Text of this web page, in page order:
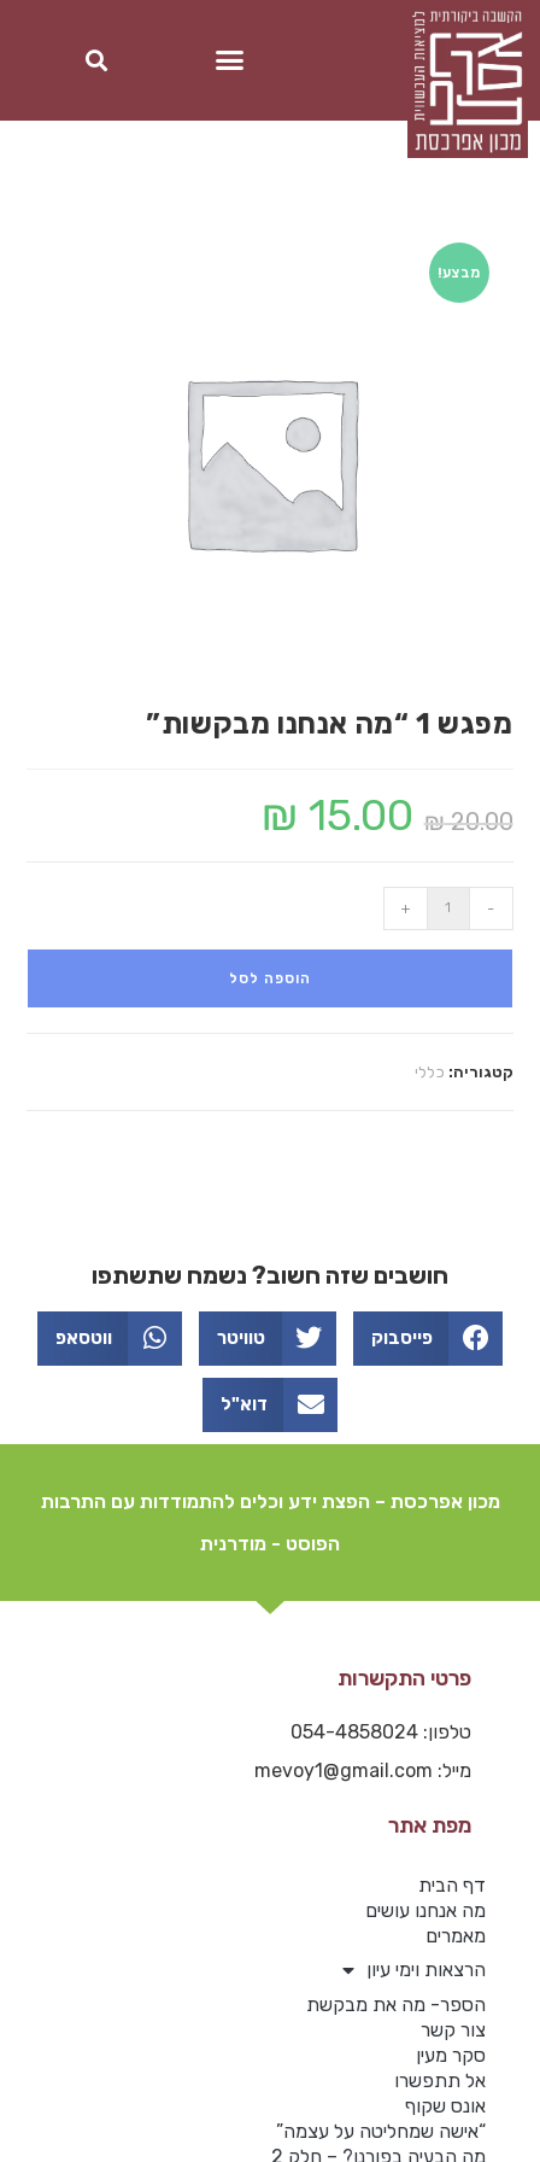
מבצע!
מפגש 1 “מה אנחנו מבקשות”
₪20.00
₪ 15.00
-
+
הוספה לסל
קטגוריה: כללי
חושבים שזה חשוב? נשמח שתשתפו
פייסבוק טוויטר ווטסאפ
דוא"ל
מכון אפרכסת – הפצת ידע וכלים להתמודדות עם התרבות
הפוסט - מודרנית
פרטי התקשרות
טלפון: 054-4858024
מייל: mevoy1@gmail.com
מפת אתר
דף הבית
מה אנחנו עושים
מאמרים
הרצאות וימי עיון
הספר- מה את מבקשת
צור קשר
סקר מעין
אל תתפשרו
אונס שקוף
“אישה שמחליטה על עצמה”
מה הבעיה בפורנו? – חלק 2